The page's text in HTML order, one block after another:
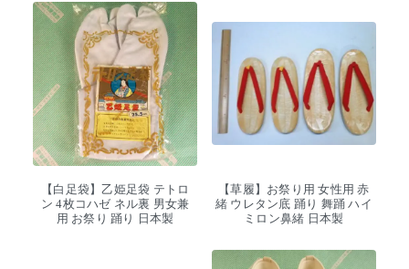
【白足袋】乙姫足袋 テトロ
ン 4枚コハゼ ネル裏 男女兼
用 お祭り 踊り 日本製
【草履】お祭り用 女性用 赤
緒 ウレタン底 踊り 舞踊 ハイ
ミロン鼻緒 日本製